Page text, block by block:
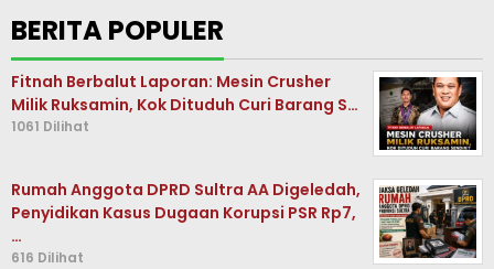
BERITA POPULER
Fitnah Berbalut Laporan: Mesin Crusher
Milik Ruksamin, Kok Dituduh Curi Barang S…
1061 Dilihat
Rumah Anggota DPRD Sultra AA Digeledah,
Penyidikan Kasus Dugaan Korupsi PSR Rp7,
…
616 Dilihat